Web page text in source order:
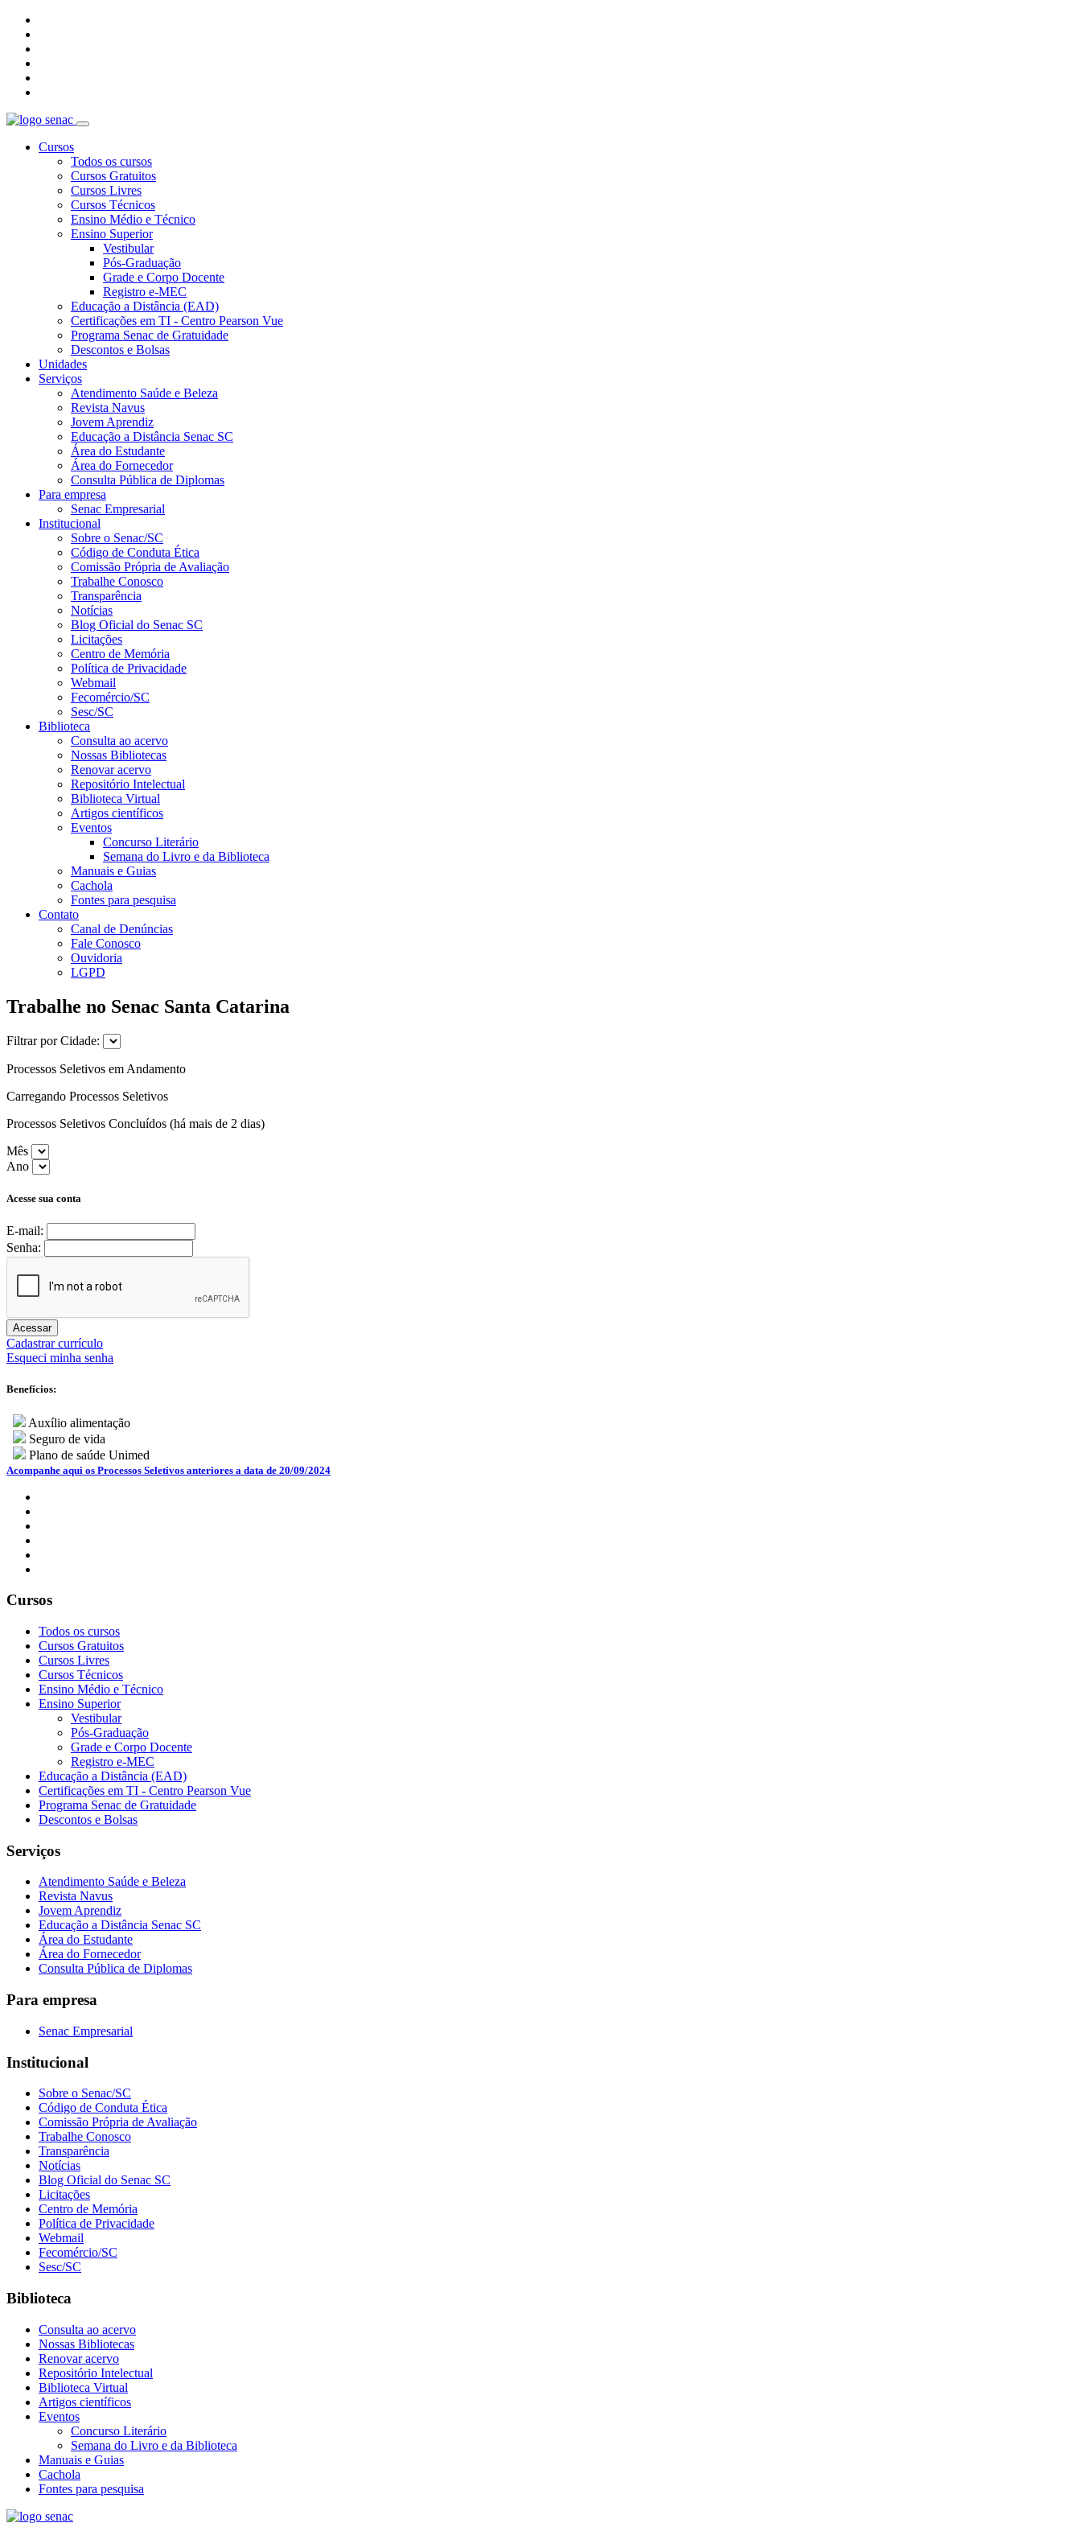
Cursos
Todos os cursos
Cursos Gratuitos
Cursos Livres
Cursos Técnicos
Ensino Médio e Técnico
Ensino Superior
Vestibular
Pós-Graduação
Grade e Corpo Docente
Registro e-MEC
Educação a Distância (EAD)
Certificações em TI - Centro Pearson Vue
Programa Senac de Gratuidade
Descontos e Bolsas
Unidades
Serviços
Atendimento Saúde e Beleza
Revista Navus
Jovem Aprendiz
Educação a Distância Senac SC
Área do Estudante
Área do Fornecedor
Consulta Pública de Diplomas
Para empresa
Senac Empresarial
Institucional
Sobre o Senac/SC
Código de Conduta Ética
Comissão Própria de Avaliação
Trabalhe Conosco
Transparência
Notícias
Blog Oficial do Senac SC
Licitações
Centro de Memória
Política de Privacidade
Webmail
Fecomércio/SC
Sesc/SC
Biblioteca
Consulta ao acervo
Nossas Bibliotecas
Renovar acervo
Repositório Intelectual
Biblioteca Virtual
Artigos científicos
Eventos
Concurso Literário
Semana do Livro e da Biblioteca
Manuais e Guias
Cachola
Fontes para pesquisa
Contato
Canal de Denúncias
Fale Conosco
Ouvidoria
LGPD
Trabalhe no Senac Santa Catarina
Filtrar por Cidade:
Processos Seletivos em Andamento
Carregando Processos Seletivos
Processos Seletivos Concluídos (há mais de 2 dias)
Mês
Ano
Acesse sua conta
E-mail:
Senha:
Acessar
Cadastrar currículo
Esqueci minha senha
Benefícios:
Auxílio alimentação
Seguro de vida
Plano de saúde Unimed
Acompanhe aqui os Processos Seletivos anteriores a data de 20/09/2024
Cursos
Todos os cursos
Cursos Gratuitos
Cursos Livres
Cursos Técnicos
Ensino Médio e Técnico
Ensino Superior
Vestibular
Pós-Graduação
Grade e Corpo Docente
Registro e-MEC
Educação a Distância (EAD)
Certificações em TI - Centro Pearson Vue
Programa Senac de Gratuidade
Descontos e Bolsas
Serviços
Atendimento Saúde e Beleza
Revista Navus
Jovem Aprendiz
Educação a Distância Senac SC
Área do Estudante
Área do Fornecedor
Consulta Pública de Diplomas
Para empresa
Senac Empresarial
Institucional
Sobre o Senac/SC
Código de Conduta Ética
Comissão Própria de Avaliação
Trabalhe Conosco
Transparência
Notícias
Blog Oficial do Senac SC
Licitações
Centro de Memória
Política de Privacidade
Webmail
Fecomércio/SC
Sesc/SC
Biblioteca
Consulta ao acervo
Nossas Bibliotecas
Renovar acervo
Repositório Intelectual
Biblioteca Virtual
Artigos científicos
Eventos
Concurso Literário
Semana do Livro e da Biblioteca
Manuais e Guias
Cachola
Fontes para pesquisa